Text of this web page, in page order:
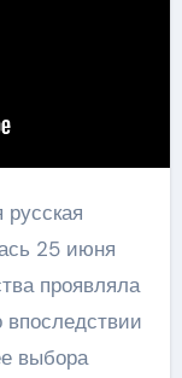
25 июня
проявляла
впоследствии
выбора